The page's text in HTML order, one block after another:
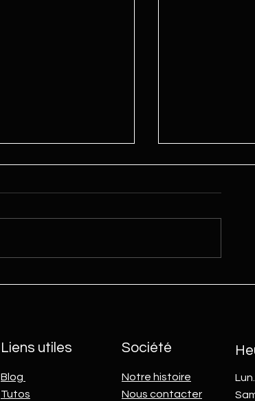
TUTO : Réserve
Liens utiles
Blog
Tutos
Société
Notre histoire
Nous contacter